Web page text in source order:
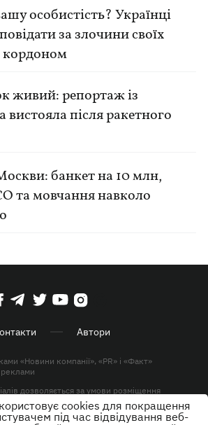
особистість? Українці
за злочини своїх
кордоном
живий: репортаж із
вистояла після ракетного
банкет на 10 млн,
та мовчання навколо
Автори
«Новини компанії», «PR» і «Факт»
реклами
дозволяється за умови розміщення
на KP.UA в першому абзаці.
Всі права захищені.
cookies для покращення
під час відвідування веб-